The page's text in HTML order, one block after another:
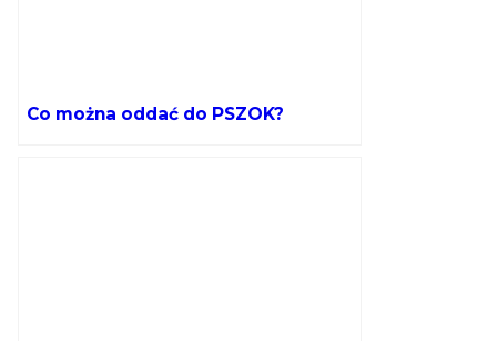
Co można oddać do PSZOK?